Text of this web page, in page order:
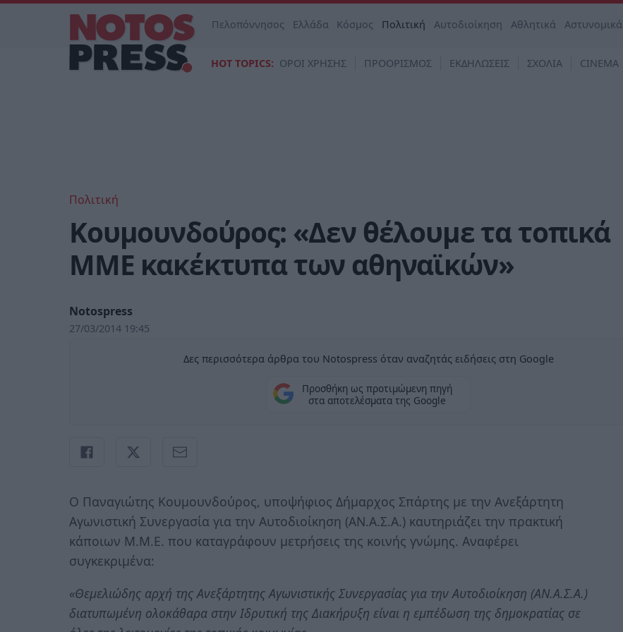
Πελοπόννησος Ελλάδα Κόσμος Πολιτική Αυτοδιοίκηση Αθλητικά Αστυνομικά
HOT TOPICS: ΟΡΟΙ ΧΡΗΣΗΣ ΠΡΟΟΡΙΣΜΟΣ ΕΚΔΗΛΩΣΕΙΣ ΣΧΟΛΙΑ CINEMA
Πολιτική
Κουμουνδούρος: «Δεν θέλουμε τα τοπικά
ΜΜΕ κακέκτυπα των αθηναϊκών»
Notospress
27/03/2014 19:45
Δες περισσότερα άρθρα του Notospress όταν αναζητάς ειδήσεις στη Google
Προσθήκη ως προτιμώμενη πηγή
στα αποτελέσματα της Google
Ο Παναγιώτης Κουμουνδούρος, υποψήφιος Δήμαρχος Σπάρτης με την Ανεξάρτητη
Αγωνιστική Συνεργασία για την Αυτοδιοίκηση (ΑΝ.Α.Σ.Α.) καυτηριάζει την πρακτική
κάποιων Μ.Μ.Ε. που καταγράφουν μετρήσεις της κοινής γνώμης. Αναφέρει
συγκεκριμένα:
«Θεμελιώδης αρχή της Ανεξάρτητης Αγωνιστικής Συνεργασίας για την Αυτοδιοίκηση (ΑΝ.Α.Σ.Α.)
διατυπωμένη ολοκάθαρα στην Ιδρυτική της Διακήρυξη είναι η εμπέδωση της δημοκρατίας σε